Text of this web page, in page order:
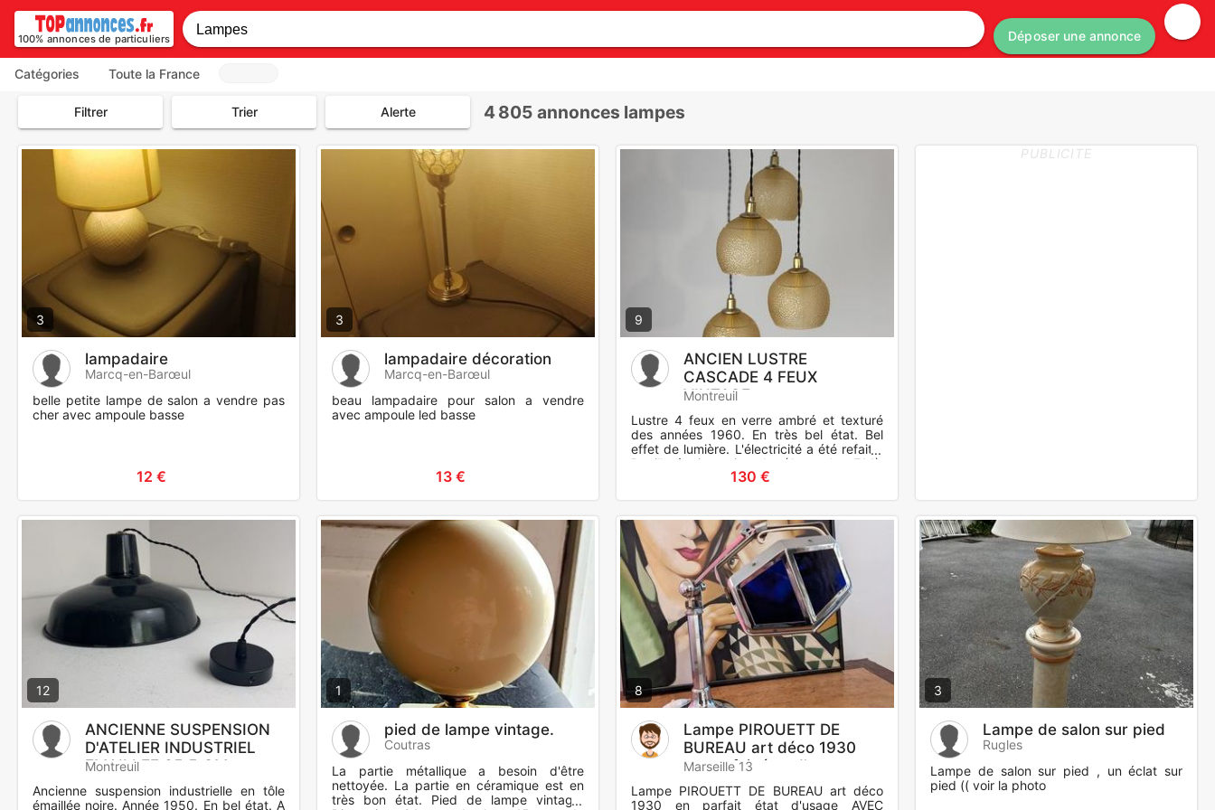
100% annonces de particuliers Déposer une annonce
Catégories Toute la France
Filtrer Trier Alerte 4 805 annonces lampes
3
lampadaire
Marcq-en-Barœul
belle petite lampe de salon a vendre pas
cher avec ampoule basse
12 €
3
lampadaire décoration
Marcq-en-Barœul
beau lampadaire pour salon a vendre
avec ampoule led basse
13 €
9
ANCIEN LUSTRE
CASCADE 4 FEUX
VINTAGE
Montreuil
Lustre 4 feux en verre ambré et texturé
des années 1960. En très bel état. Bel
effet de lumière. L'électricité a été refaite.
Douille à vis petit culot (Ampoules E14).
130 €
PUBLICITE
12
ANCIENNE SUSPENSION
D'ATELIER INDUSTRIEL
EMAILLEE 35,5 CM
Montreuil
Ancienne suspension industrielle en tôle
émaillée noire. Année 1950. En bel état. A
1
pied de lampe vintage.
Coutras
La partie métallique a besoin d'être
nettoyée. La partie en céramique est en
très bon état. Pied de lampe vintage.
8
Lampe PIROUETT DE
BUREAU art déco 1930
en parfait état d'usa
Marseille 13
Lampe PIROUETT DE BUREAU art déco
1930 en parfait état d'usage AVEC
3
Lampe de salon sur pied
Rugles
Lampe de salon sur pied , un éclat sur
pied (( voir la photo